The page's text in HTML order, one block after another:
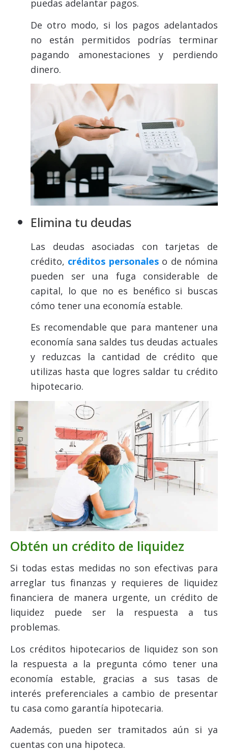
puedas adelantar pagos.
De otro modo, si los pagos adelantados
no están permitidos podrías terminar
pagando amonestaciones y perdiendo
dinero.
Elimina tu deudas
Las deudas asociadas con tarjetas de
crédito, créditos personaleso de nómina
pueden ser una fuga considerable de
capital, lo que no es benéfico si buscas
cómo tener una economía estable.
Es recomendable que para mantener una
economía sana saldes tus deudas actuales
y reduzcas la cantidad de crédito que
utilizas hasta que logres saldar tu crédito
hipotecario.
Obtén un crédito de liquidez
Si todas estas medidas no son efectivas para
arreglar tus finanzas y requieres de liquidez
financiera de manera urgente, un crédito de
liquidez puede ser la respuesta a tus
problemas.
Los créditos hipotecarios de liquidez son son
la respuesta a la pregunta cómo tener una
economía estable, gracias a sus tasas de
interés preferenciales a cambio de presentar
tu casa como garantía hipotecaria.
Aademás, pueden ser tramitados aún si ya
cuentas con una hipoteca.